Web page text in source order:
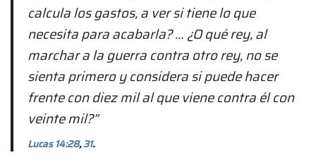
calcula los gastos, a ver si tiene lo que
necesita para acabarla? … ¿O qué rey, al
marchar a la guerra contra otro rey, no se
sienta primero y considera si puede hacer
frente con diez mil al que viene contra él con
veinte mil?”
Lucas 14:28,31.